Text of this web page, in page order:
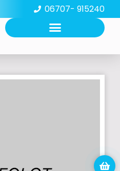
06707- 915240